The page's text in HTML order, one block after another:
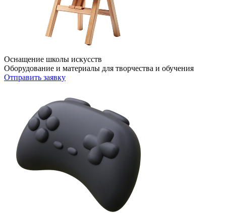
Оснащение школы искусств
Оборудование и материалы для творчества и обучения
Отправить заявку